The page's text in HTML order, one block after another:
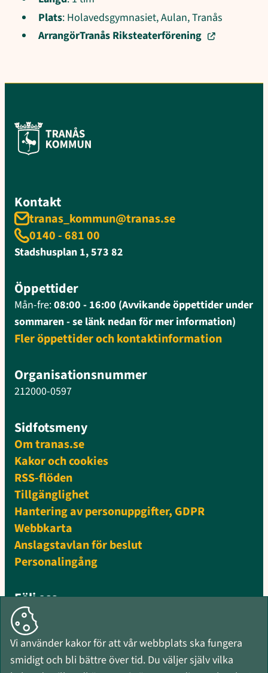
Plats: Holavedsgymnasiet, Aulan, Tranås
ArrangörTranås Riksteaterförening
Kontakt
tranas_kommun@tranas.se
0140 - 681 00
Stadshusplan 1, 573 82
Öppettider
Mån-fre:08:00 - 16:00 (Avvikande öppettider under
sommaren - se länk nedan för mer information)
Fler öppettider och kontaktinformation
Organisationsnummer
212000-0597
Sidfotsmeny
Om tranas.se
Kakor och cookies
RSS-flöden
Tillgänglighet
Hantering av personuppgifter, GDPR
Webbkarta
Anslagstavlan för beslut
Personalingång
Följ oss
Facebook
Instagram
Mynewsdesk
RSS-flöden
Vi använder kakor för att vår webbplats ska fungera
smidigt och bli bättre över tid. Du väljer själv vilka